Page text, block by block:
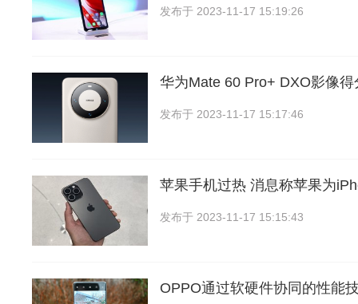
发布于 2023-11-17 15:19:26
华为Mate 60 Pro+ DXO影像
发布于 2023-11-17 15:17:46
苹果手机过热 消息称苹果为
发布于 2023-11-17 15:15:43
OPPO通过软硬件协同的性能